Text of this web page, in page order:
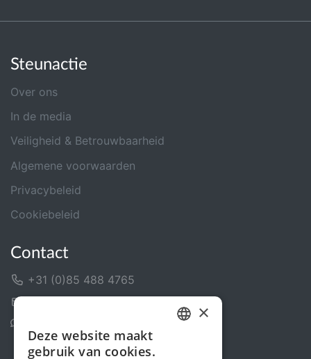
Steunactie
Over ons
In de media
Veiligheid & Betrouwbaarheid
Algemene voorwaarden
Privacybeleid
Cookiebeleid
Contact
+31 (0)85 488 4765
×
Deze website maakt
gebruik van cookies.